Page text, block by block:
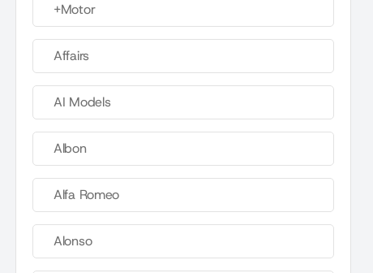
+Motor
Affairs
AI Models
Albon
Alfa Romeo
Alonso